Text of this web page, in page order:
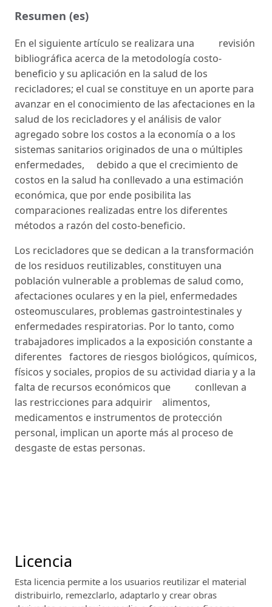
Resumen (es)
En el siguiente artículo se realizara una revisión
bibliográfica acerca de la metodología costo-
beneficio y su aplicación en la salud de los
recicladores; el cual se constituye en un aporte para
avanzar en el conocimiento de las afectaciones en la
salud de los recicladores y el análisis de valor
agregado sobre los costos a la economía o a los
sistemas sanitarios originados de una o múltiples
enfermedades, debido a que el crecimiento de
costos en la salud ha conllevado a una estimación
económica, que por ende posibilita las
comparaciones realizadas entre los diferentes
métodos a razón del costo-beneficio.
Los recicladores que se dedican a la transformación
de los residuos reutilizables, constituyen una
población vulnerable a problemas de salud como,
afectaciones oculares y en la piel, enfermedades
osteomusculares, problemas gastrointestinales y
enfermedades respiratorias. Por lo tanto, como
trabajadores implicados a la exposición constante a
diferentes factores de riesgos biológicos, químicos,
físicos y sociales, propios de su actividad diaria y a la
falta de recursos económicos que conllevan a
las restricciones para adquirir alimentos,
medicamentos e instrumentos de protección
personal, implican un aporte más al proceso de
desgaste de estas personas.
Licencia
Esta licencia permite a los usuarios reutilizar el material
distribuirlo, remezclarlo, adaptarlo y crear obras